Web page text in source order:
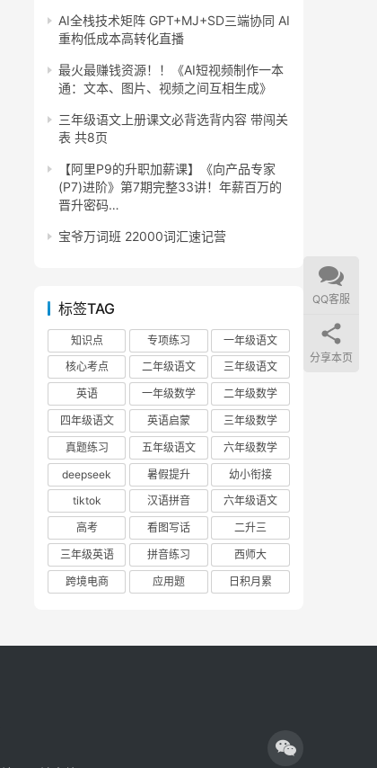
AI全栈技术矩阵 GPT+MJ+SD三端协同 AI
重构低成本高转化直播
最火最赚钱资源！！《AI短视频制作一本
通：文本、图片、视频之间互相生成》
三年级语文上册课文必背选背内容 带闯关
表 共8页
【阿里P9的升职加薪课】《向产品专家
(P7)进阶》第7期完整33讲！年薪百万的
晋升密码…
宝爷万词班 22000词汇速记营
标签TAG
知识点 专项练习
一年级语文
核心考点
二年级语文
三年级语文
英语
一年级数学
二年级数学
四年级语文
英语启蒙
三年级数学
真题练习
五年级语文
六年级数学
deepseek
暑假提升
幼小衔接
tiktok
汉语拼音
六年级语文
高考
看图写话
二升三
三年级英语
拼音练习
西师大
跨境电商
应用题 日积月累
QQ客服
分享本页